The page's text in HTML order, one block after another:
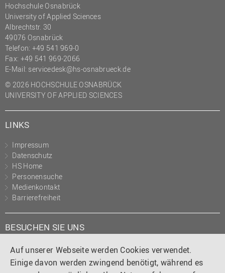
Auf unserer Webseite werden Cookies verwendet.
Einige davon werden zwingend benötigt, während es
Hochschule Osnabrück
University of Applied Sciences
Albrechtstr. 30
49076 Osnabrück
Telefon: +49 541 969-0
Fax: +49 541 969-2066
E-Mail: servicedesk@hs-osnabrueck.de
© 2026 HOCHSCHULE OSNABRÜCK
UNIVERSITY OF APPLIED SCIENCES
LINKS
Impressum
Datenschutz
HS Home
Personensuche
Medienkontakt
Barrierefreiheit
BESUCHEN SIE UNS
Instagram
TiktokLinkedIn
YouTube
Facebook